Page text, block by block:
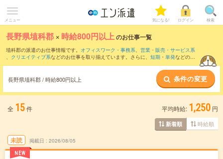
メニュー 気になる! ログイン 検索
長野県埴科郡 × 時給800円以上のお仕事一覧
埴科郡の派遣のお仕事情報です。 オフィスワーク・事務系、 営業・販売・サービス系
、 クリエイティブ系などのお仕事を取り揃えています。さらに、 短期 ・ 単発などの期
時給1100円以上 ・1800円以上の求人はこちら
当サイトでは法令を遵守し、最低賃金以上の求人のみを掲載しています。
長野県埴科郡 / 時給800円以上 条件の変更
全 15件 平均時給: 1,250 円
新着順 時給順
未読
NEW
掲載日 2026/08/05